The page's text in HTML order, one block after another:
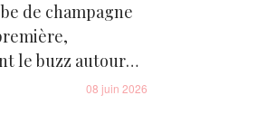
de champagne
le buzz autour
doux avec son
08 juin 2026